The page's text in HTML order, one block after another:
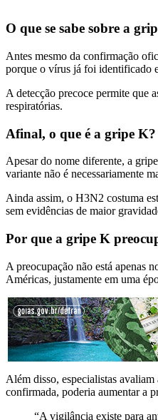
O que se sabe sobre a
Antes mesmo da confirmação
porque o vírus já foi identificado
A detecção precoce permite que
respiratórias.
Afinal, o que é a gripe K?
Apesar do nome diferente, a
variante não é necessariamente
Ainda assim, o H3N2 costuma
sem evidências de maior
Por que a gripe K
A preocupação não está apenas
Américas, justamente em uma
Além disso, especialistas
confirmada, poderia aumentar a
“A vigilância existe para